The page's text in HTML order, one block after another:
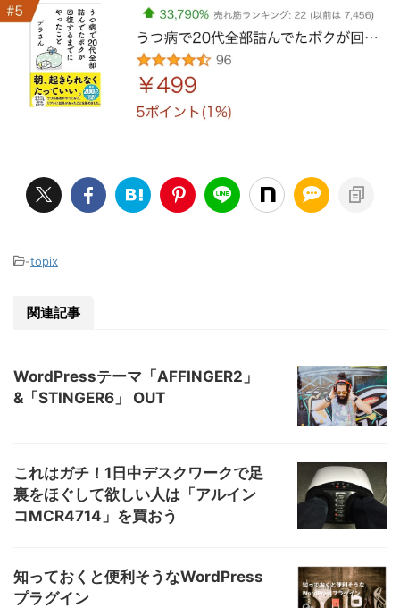
-topix
関連記事
WordPressテーマ「AFFINGER2」
&「STINGER6」 OUT
これはガチ！1日中デスクワークで足
裏をほぐして欲しい人は「アルイン
コMCR4714」を買おう
知っておくと便利そうなWordPress
プラグイン